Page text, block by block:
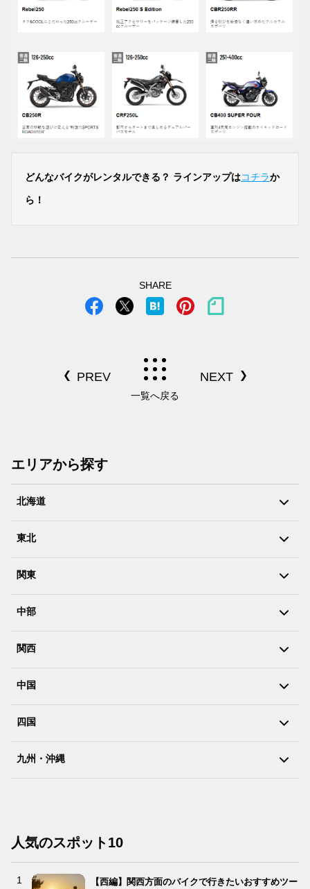
どんなバイクがレンタルできる？ ラインアップはコチラか
ら！
SHARE
一覧へ戻る
エリアから探す
北海道
東北
関東
中部
関西
中国
四国
九州・沖縄
人気のスポット10
【西編】関西方面のバイクで行きたいおすすめツー